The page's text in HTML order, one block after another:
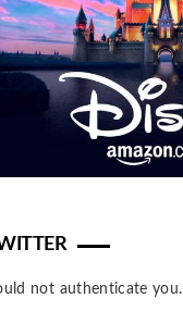
not authenticate you.